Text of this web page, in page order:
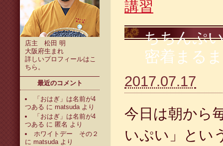
店主 松田 明
大阪府生まれ
詳しいプロフィールはこ
ちら 。
最近のコメント
「おはぎ」は名前が4
つある に matsudaより
「おはぎ」は名前が4
つある に 匿名 より
ホワイトデー その２
に matsudaより
講習
ちちんぷ
密着まる
2017.07.17
今日は朝から
いぷい」とい